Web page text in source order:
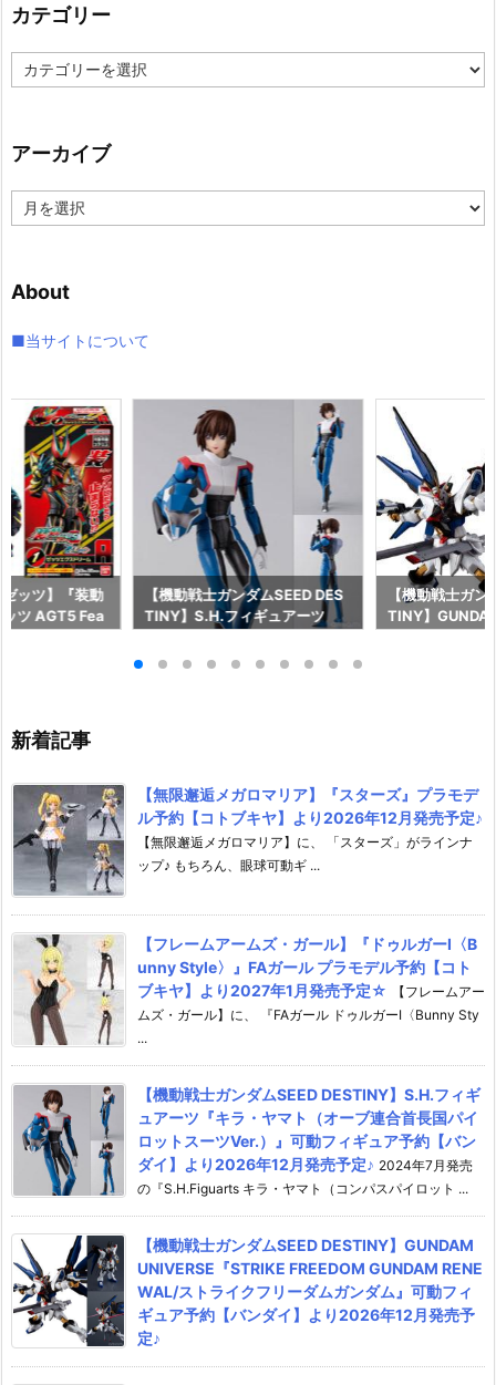
カテゴリー
テ
ー
アーカイブ
ー
ブ
About
■当サイトについて
ッツ】『装動
ツ AGT5 Fea
【機動戦士ガンダムSEED DES
TINY】S.H.フィギュアーツ
長国パイロットスーツVer.）』
【機動戦士ガン
TINY】
新着記事
【無限邂逅メガロマリア】『スターズ』プラモデ
ル予約【コトブキヤ】より2026年12月発売予定♪
【無限邂逅メガロマリア】に、 「スターズ」がラインナ
ップ♪ もちろん、眼球可動ギ ...
【フレームアームズ・ガール】『ドゥルガーI〈B
unny Style〉』FAガール プラモデル予約【コト
ブキヤ】より2027年1月発売予定☆
【フレームアー
ムズ・ガール】に、 『FAガール ドゥルガーI〈Bunny Sty
...
【機動戦士ガンダムSEED DESTINY】S.H.フィギ
ュアーツ『キラ・ヤマト（オーブ連合首長国パイ
ロットスーツVer.）』可動フィギュア予約【バン
ダイ】より2026年12月発売予定♪ 2024年7月発売
の『S.H.Figuarts キラ・ヤマト（コンパスパイロット ...
【機動戦士ガンダムSEED DESTINY】GUNDAM
UNIVERSE『STRIKE FREEDOM GUNDAM RENE
WAL/ストライクフリーダムガンダム』可動フィ
ギュア予約【バンダイ】より2026年12月発売予
定♪